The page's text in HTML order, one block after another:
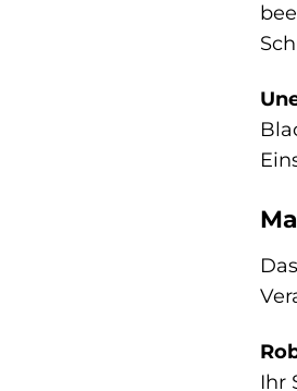
Ihr